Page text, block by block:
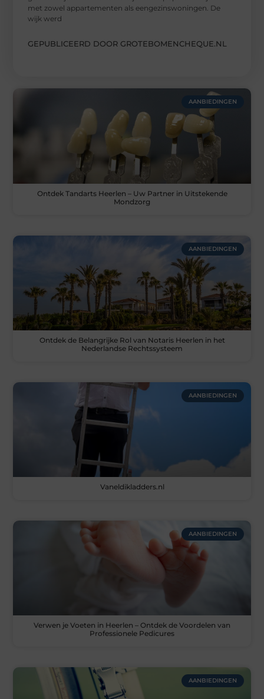
met zowel appartementen als eengezinswoningen. De
wijk werd
GEPUBLICEERD DOOR GROTEBOMENCHEQUE.NL
AANBIEDINGEN
Ontdek Tandarts Heerlen – Uw Partner in Uitstekende
Mondzorg
AANBIEDINGEN
Ontdek de Belangrijke Rol van Notaris Heerlen in het
Nederlandse Rechtssysteem
AANBIEDINGEN
Vaneldikladders.nl
AANBIEDINGEN
Verwen je Voeten in Heerlen – Ontdek de Voordelen van
Professionele Pedicures
AANBIEDINGEN